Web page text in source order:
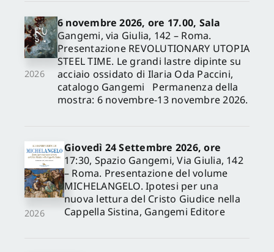
2026
6 novembre 2026, ore 17.00, Sala
Gangemi, via Giulia, 142 – Roma.
Presentazione REVOLUTIONARY UTOPIA
STEEL TIME. Le grandi lastre dipinte su
acciaio ossidato di Ilaria Oda Paccini,
catalogo Gangemi Permanenza della
mostra: 6 novembre-13 novembre 2026.
2026
Giovedì 24 Settembre 2026, ore
17:30, Spazio Gangemi, Via Giulia, 142
– Roma. Presentazione del volume
MICHELANGELO. Ipotesi per una
nuova lettura del Cristo Giudice nella
Cappella Sistina, Gangemi Editore